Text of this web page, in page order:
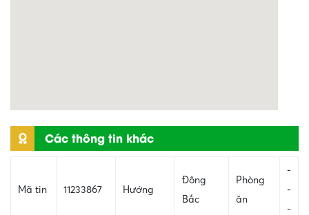
Các thông tin khác
Mã tin 11233867 Hướng
Đông
Bắc
Phòng
ăn
-
-
-